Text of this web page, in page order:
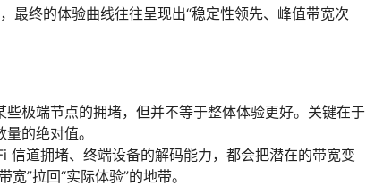
最终的体验曲线往往呈现出“稳定性领先、峰值带宽次
极端节点的拥堵，但并不等于整体体验更好。关键在于
的绝对值。
信道拥堵、终端设备的解码能力，都会把潜在的带宽变
”拉回“实际体验”的地带。